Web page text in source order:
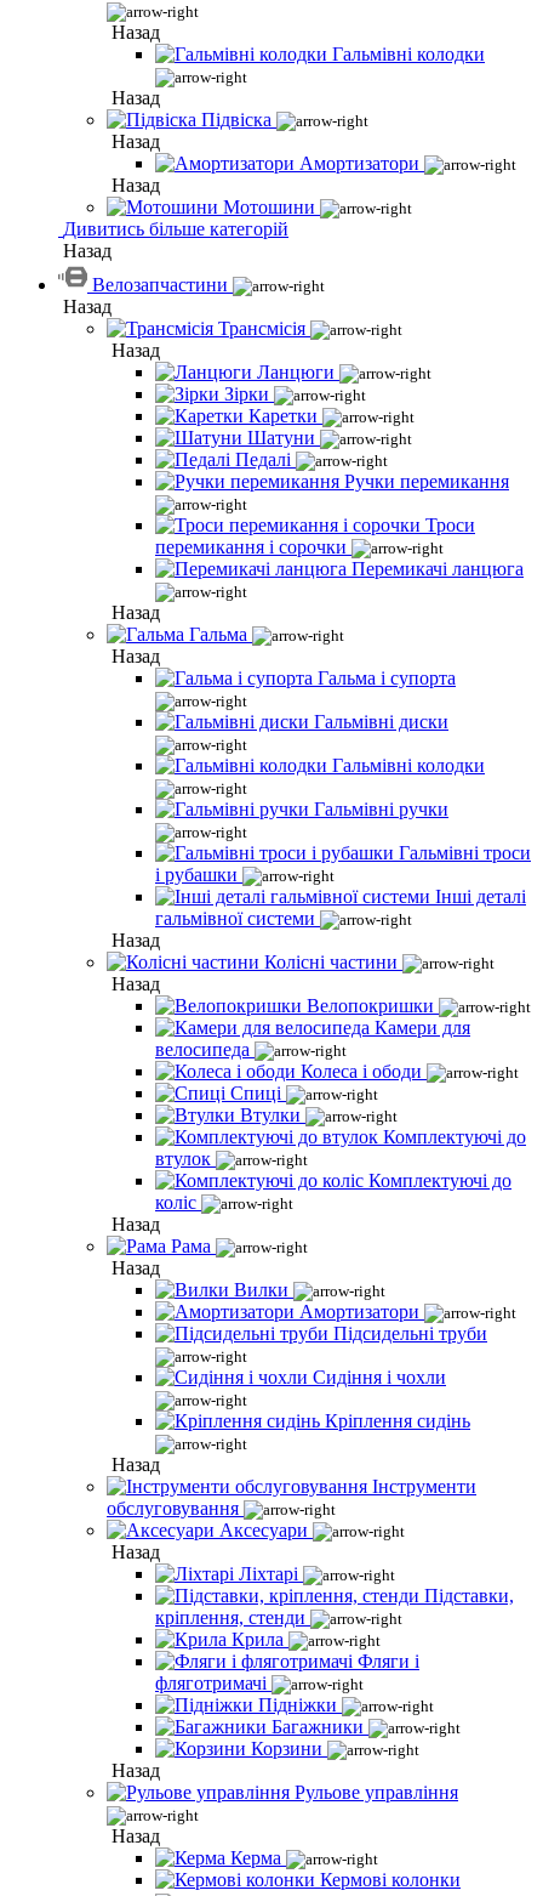
Назад
Гальмівні колодки
Назад
Підвіска
Назад
Амортизатори
Назад
Мотошини
Дивитись більше категорій
Назад
Велозапчастини
Назад
Трансмісія
Назад
Ланцюги
Зірки
Каретки
Шатуни
Педалі
Ручки перемикання
Троси
перемикання і сорочки
Перемикачі ланцюга
Назад
Гальма
Назад
Гальма і супорта
Гальмівні диски
Гальмівні колодки
Гальмівні ручки
Гальмівні троси
і рубашки
Інші деталі
гальмівної системи
Назад
Колісні частини
Назад
Велопокришки
Камери для
велосипеда
Колеса і ободи
Спиці
Втулки
Комплектуючі до
втулок
Комплектуючі до
коліс
Назад
Рама
Назад
Вилки
Амортизатори
Підсидельні труби
Сидіння і чохли
Кріплення сидінь
Назад
Інструменти
обслуговування
Аксесуари
Назад
Ліхтарі
Підставки,
кріплення, стенди
Крила
Фляги і
фляготримачі
Підніжки
Багажники
Корзини
Назад
Рульове управління
Назад
Керма
Кермові колонки